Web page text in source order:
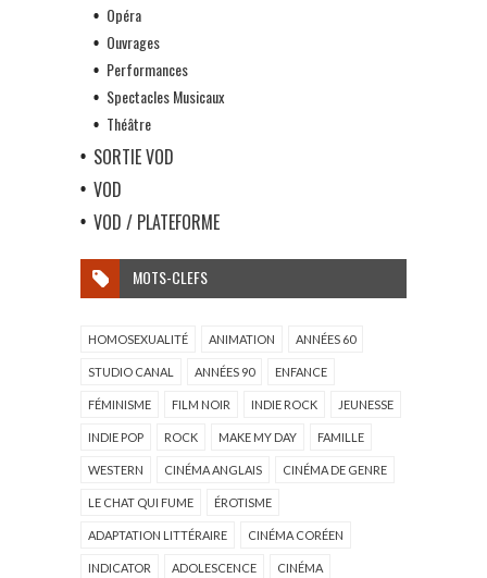
Opéra
Ouvrages
Performances
Spectacles Musicaux
Théâtre
SORTIE VOD
VOD
VOD / PLATEFORME
MOTS-CLEFS
HOMOSEXUALITÉ ANIMATION ANNÉES 60
STUDIO CANAL ANNÉES 90 ENFANCE
FÉMINISME FILM NOIR INDIE ROCK JEUNESSE
INDIE POP ROCK MAKE MY DAY FAMILLE
WESTERN CINÉMA ANGLAIS CINÉMA DE GENRE
LE CHAT QUI FUME ÉROTISME
ADAPTATION LITTÉRAIRE CINÉMA CORÉEN
INDICATOR ADOLESCENCE CINÉMA